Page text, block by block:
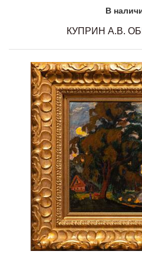
В
КУПРИН А.В.